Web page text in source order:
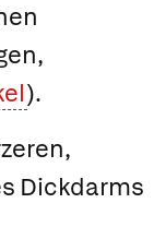
).
Dickdarms